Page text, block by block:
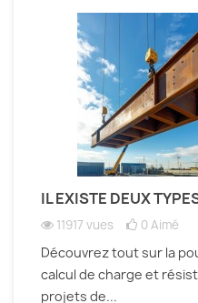
IL EXISTE DEUX
11917 vues 0 Aimé
Découvrez tout sur la
calcul de charge et
projets de...